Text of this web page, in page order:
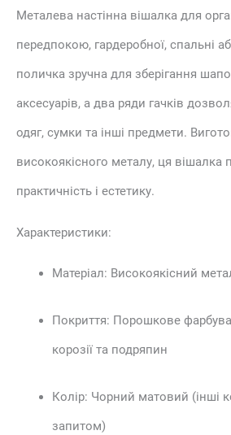
Металева настінна вішалка для
передпокою, гардеробної, спальні
поличка зручна для зберігання
аксесуарів, а два ряди гачків
одяг, сумки та інші предмети.
високоякісного металу, ця вішалка
практичність і естетику.
Характеристики:
Матеріал: Високоякісний
Покриття: Порошкове
корозії та подряпин
Колір: Чорний матовий (інші
запитом)